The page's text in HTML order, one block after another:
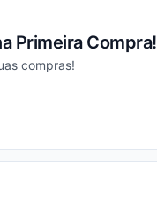
Primeira Compra!
compras!